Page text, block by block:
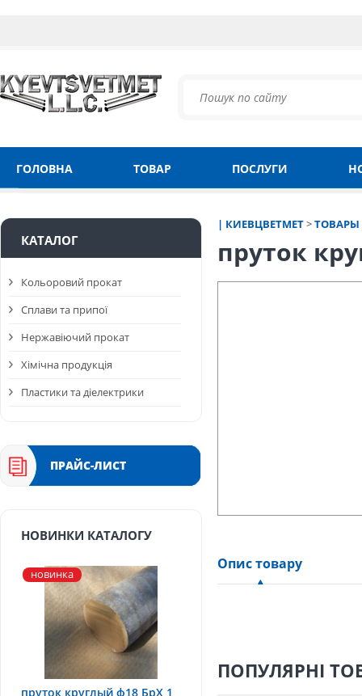
ГОЛОВНА ТОВАР ПОСЛУГИ
| КИЕВЦВЕТМЕТ>ТОВАРЫ
пруток
Опис товару
ПОПУЛЯРНІ
КАТАЛОГ
Кольоровий прокат
Сплави та припої
Нержавіючий прокат
Хімічна продукція
Пластики та діелектрики
ПРАЙС-ЛИСТ
НОВИНКИ КАТАЛОГУ
новинка
пруток круглый ф18 БрХ 1